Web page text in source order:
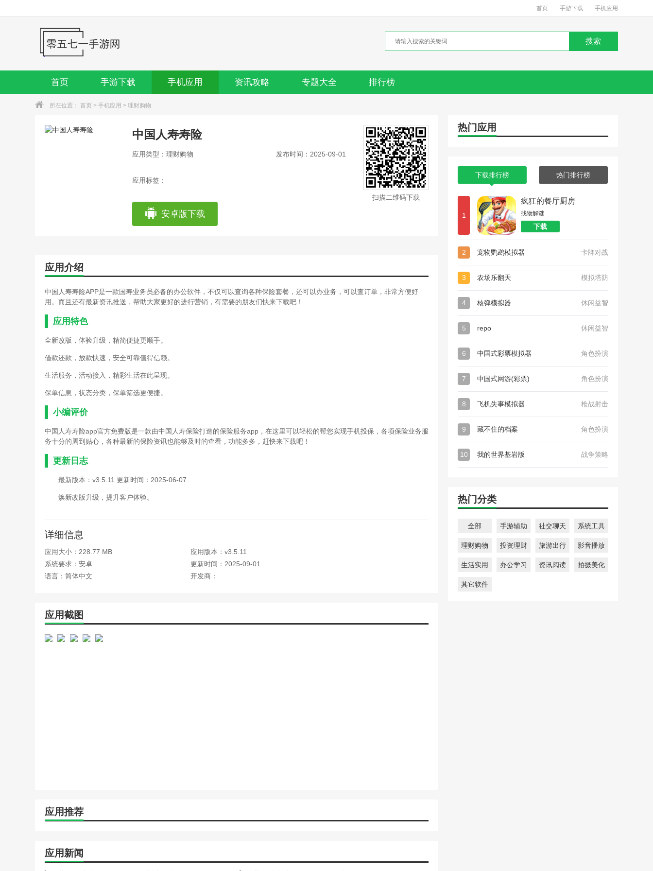
首页 手游下载 手机应用
首页 手游下载 手机应用 资讯攻略 专题大全 排行榜
所在位置： 首页 > 手机应用 > 理财购物
中国人寿寿险
应用类型：理财购物 发布时间：2025-09-01
应用标签：
安卓版下载
扫描二维码下载
应用介绍
中国人寿寿险APP是一款国寿业务员必备的办公软件，不仅可以查询各种保险套餐，还可以办业务，可以查订单，非常方便好
用。而且还有最新资讯推送，帮助大家更好的进行营销，有需要的朋友们快来下载吧！
应用特色
全新改版，体验升级，精简便捷更顺手。
借款还款，放款快速，安全可靠值得信赖。
生活服务，活动接入，精彩生活在此呈现。
保单信息，状态分类，保单筛选更便捷。
小编评价
中国人寿寿险app官方免费版是一款由中国人寿保险打造的保险服务app，在这里可以轻松的帮您实现手机投保，各项保险业务服
务十分的周到贴心，各种最新的保险资讯也能够及时的查看，功能多多，赶快来下载吧！
更新日志
最新版本：v3.5.11 更新时间：2025-06-07
焕新改版升级，提升客户体验。
详细信息
应用大小：228.77 MB
应用版本：v3.5.11
系统要求：安卓
更新时间：2025-09-01
语言：简体中文
开发商：
应用截图
应用推荐
应用新闻
热门应用
下载排行榜 热门排行榜
1
疯狂的餐厅厨房
找物解谜
下载
2 宠物鹦鹉模拟器 卡牌对战
3 农场乐翻天 模拟塔防
4 核弹模拟器 休闲益智
5 repo 休闲益智
6 中国式彩票模拟器 角色扮演
7 中国式网游(彩票) 角色扮演
8 飞机失事模拟器 枪战射击
9 藏不住的档案 角色扮演
10 我的世界基岩版 战争策略
热门分类
全部 手游辅助 社交聊天 系统工具
理财购物 投资理财 旅游出行 影音播放
生活实用 办公学习 资讯阅读 拍摄美化
其它软件